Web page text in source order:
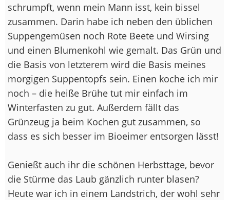
schrumpft, wenn mein Mann isst, kein bissel
zusammen. Darin habe ich neben den üblichen
Suppengemüsen noch Rote Beete und Wirsing
und einen Blumenkohl wie gemalt. Das Grün und
die Basis von letzterem wird die Basis meines
morgigen Suppentopfs sein. Einen koche ich mir
noch – die heiße Brühe tut mir einfach im
Winterfasten zu gut. Außerdem fällt das
Grünzeug ja beim Kochen gut zusammen, so
dass es sich besser im Bioeimer entsorgen lässt!
Genießt auch ihr die schönen Herbsttage, bevor
die Stürme das Laub gänzlich runter blasen?
Heute war ich in einem Landstrich, der wohl sehr